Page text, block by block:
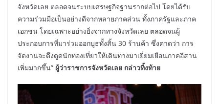
จังหวัดเลย ตลอดจนระบบเศรษฐกิจฐานรากต่อไป โดยได้รับ
ความร่วมมือเป็นอย่างดีจากหลายภาคส่วน ทั้งภาครัฐและภาค
เอกชน โดยเฉพาะอย่างยิ่งจากทางจังหวัดเลย ตลอดจนผู้
ประกอบการที่มาร่วมออกบูธทั้งสิ้น 30 ร้านค้า ซึ่งคาดว่า การ
จัดงานจะดึงดูดนักท่องเที่ยวให้เดินทางมาเยี่ยมเยือนภาคอีสาน
เพิ่มมากขึ้น” ผู้ว่าราชการจังหวัดเลย กล่าวทิ้งท้าย